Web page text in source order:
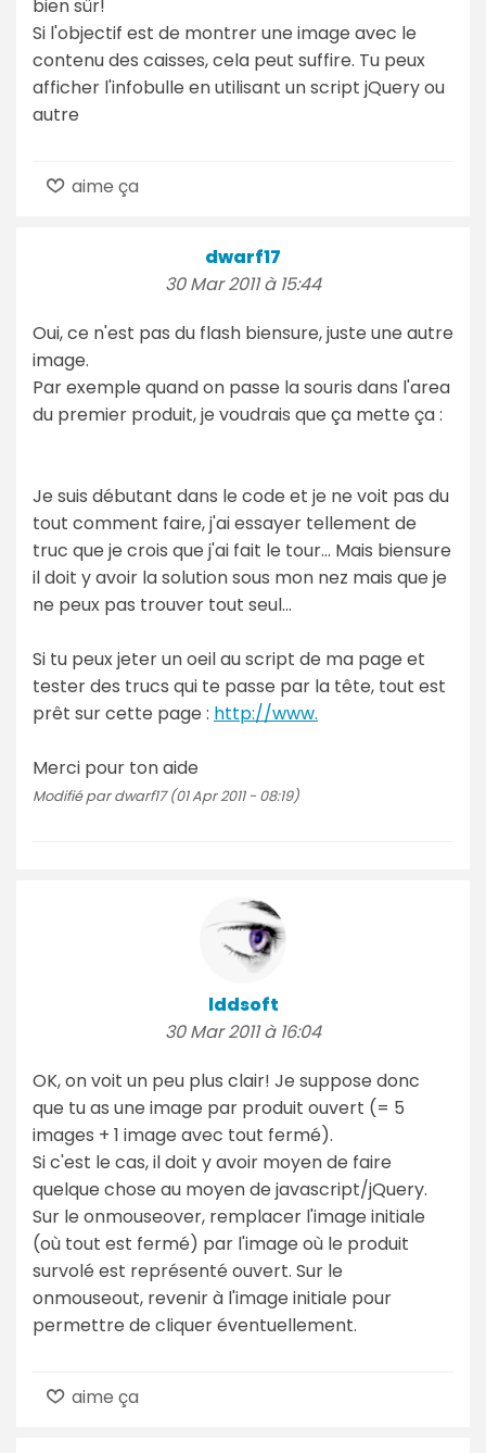
bien sûr!
Si l'objectif est de montrer une image avec le
contenu des caisses, cela peut suffire. Tu peux
afficher l'infobulle en utilisant un script jQuery ou
autre
aime ça
dwarf17
30 Mar 2011 à 15:44
Oui, ce n'est pas du flash biensure, juste une autre
image.
Par exemple quand on passe la souris dans l'area
du premier produit, je voudrais que ça mette ça :
Je suis débutant dans le code et je ne voit pas du
tout comment faire, j'ai essayer tellement de
truc que je crois que j'ai fait le tour... Mais biensure
il doit y avoir la solution sous mon nez mais que je
ne peux pas trouver tout seul...
Si tu peux jeter un oeil au script de ma page et
tester des trucs qui te passe par la tête, tout est
prêt sur cette page : http://www.
Merci pour ton aide
Modifié par dwarf17 (01 Apr 2011 - 08:19)
lddsoft
30 Mar 2011 à 16:04
OK, on voit un peu plus clair! Je suppose donc
que tu as une image par produit ouvert (= 5
images + 1 image avec tout fermé).
Si c'est le cas, il doit y avoir moyen de faire
quelque chose au moyen de javascript/jQuery.
Sur le onmouseover, remplacer l'image initiale
(où tout est fermé) par l'image où le produit
survolé est représenté ouvert. Sur le
onmouseout, revenir à l'image initiale pour
permettre de cliquer éventuellement.
aime ça